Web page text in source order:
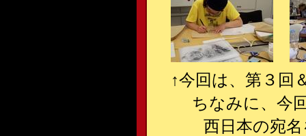
↑今回は、第３回
ちなみに、今
西日本の宛名